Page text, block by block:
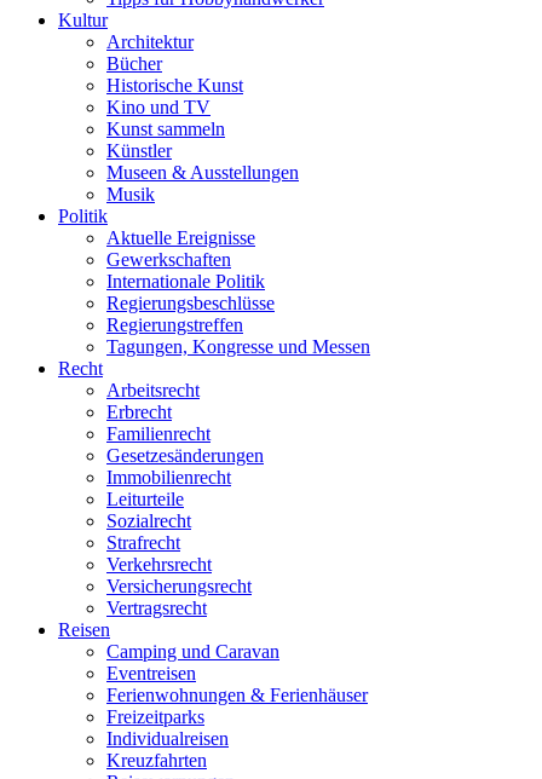
Kultur
Architektur
Bücher
Historische Kunst
Kino und TV
Kunst sammeln
Künstler
Museen & Ausstellungen
Musik
Politik
Aktuelle Ereignisse
Gewerkschaften
Internationale Politik
Regierungsbeschlüsse
Regierungstreffen
Tagungen, Kongresse und Messen
Recht
Arbeitsrecht
Erbrecht
Familienrecht
Gesetzesänderungen
Immobilienrecht
Leiturteile
Sozialrecht
Strafrecht
Verkehrsrecht
Versicherungsrecht
Vertragsrecht
Reisen
Camping und Caravan
Eventreisen
Ferienwohnungen & Ferienhäuser
Freizeitparks
Individualreisen
Kreuzfahrten